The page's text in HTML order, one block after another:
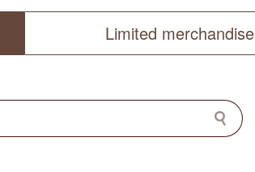
Limited merchandise